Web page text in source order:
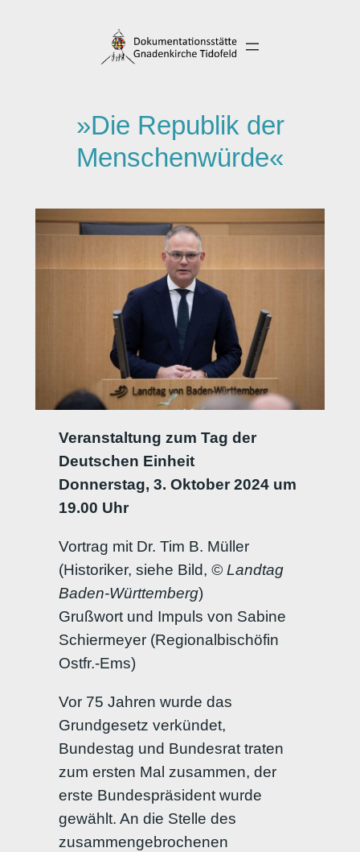
»Die Republik der
Menschenwürde«
Veranstaltung zum Tag der
Deutschen Einheit
Donnerstag, 3. Oktober 2024 um
19.00 Uhr
Vortrag mit Dr. Tim B. Müller
(Historiker, siehe Bild, © Landtag
Baden-Württemberg)
Grußwort und Impuls von Sabine
Schiermeyer (Regionalbischöfin
Ostfr.-Ems)
Vor 75 Jahren wurde das
Grundgesetz verkündet,
Bundestag und Bundesrat traten
zum ersten Mal zusammen, der
erste Bundespräsident wurde
gewählt. An die Stelle des
zusammengebrochenen